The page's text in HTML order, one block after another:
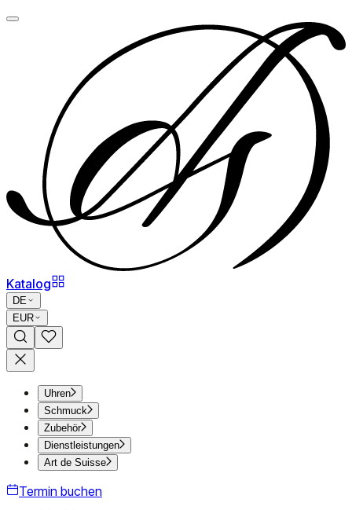
Katalog
DE
EUR
Uhren
Schmuck
Zubehör
Dienstleistungen
Art de Suisse
Termin buchen